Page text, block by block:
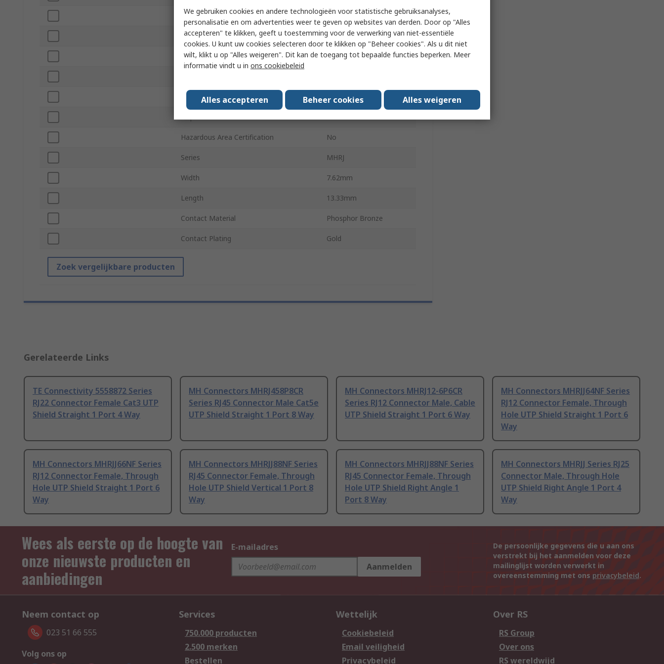
Connector Type Plug
Connector Gender Male
Shield Type UTP
Standards/Approvals No
Hazardous Area Certification No
Series MHRJ
Width 7.62mm
Length 13.33mm
Contact Material Phosphor Bronze
Contact Plating Gold
Zoek vergelijkbare producten
Gerelateerde Links
TE Connectivity 5558872 Series
RJ22 Connector Female Cat3 UTP
Shield Straight 1 Port 4 Way
MH Connectors MHRJ458P8CR
Series RJ45 Connector Male Cat5e
UTP Shield Straight 1 Port 8 Way
MH Connectors MHRJ12-6P6CR
Series RJ12 Connector Male, Cable
UTP Shield Straight 1 Port 6 Way
MH Connectors MHRJJ64NF Series
RJ12 Connector Female, Through
Hole UTP Shield Straight 1 Port 6
Way
MH Connectors MHRJJ66NF Series
RJ12 Connector Female, Through
Hole UTP Shield Straight 1 Port 6
Way
MH Connectors MHRJJ88NF Series
RJ45 Connector Female, Through
Hole UTP Shield Vertical 1 Port 8
Way
MH Connectors MHRJJ88NF Series
RJ45 Connector Female, Through
Hole UTP Shield Right Angle 1
Port 8 Way
MH Connectors MHRJJ Series RJ25
Connector Male, Through Hole
UTP Shield Right Angle 1 Port 4
Way
Wees als eerste op de hoogte van
onze nieuwste producten en
aanbiedingen
E-mailadres
Aanmelden
De persoonlijke gegevens die u aan ons
verstrekt bij het aanmelden voor deze
mailinglijst worden verwerkt in
overeenstemming met ons privacybeleid.
Neem contact op
023 51 66 555
Volg ons op
Services
750.000 producten
2.500 merken
Bestellen
Wettelijk
Cookiebeleid
Email veiligheid
Privacybeleid
Over RS
RS Group
Over ons
RS wereldwijd
We gebruiken cookies en andere technologieën voor statistische gebruiksanalyses,
personalisatie en om advertenties weer te geven op websites van derden. Door op "Alles
accepteren" te klikken, geeft u toestemming voor de verwerking van niet-essentiële
cookies. U kunt uw cookies selecteren door te klikken op "Beheer cookies". Als u dit niet
wilt, klikt u op "Alles weigeren". Dit kan de toegang tot bepaalde functies beperken. Meer
informatie vindt u in ons cookiebeleid
Alles accepteren Beheer cookies Alles weigeren